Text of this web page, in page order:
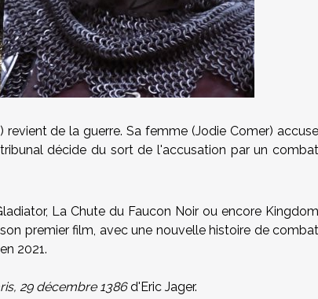
de la guerre. Sa femme (Jodie Comer) accuse
décide du sort de l'accusation par un combat
La Chute du Faucon Noir ou encore Kingdom
premier film, avec une nouvelle histoire de combat
2021.
29 décembre 1386d'Eric Jager.